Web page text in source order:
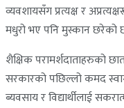
व्यवशायसँग प्रत्यक्ष र
मधुरो भए पनि मुस्कान छरेको
शैक्षिक परामर्शदाताहरुको
सरकारको पछिल्लो कमद
ब्यवसाय र विद्यार्थीलाई